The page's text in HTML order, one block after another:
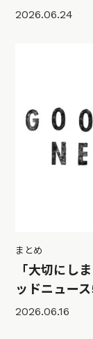
2026.06.24
まとめ
「大切にし
ッドニュー
2026.06.16